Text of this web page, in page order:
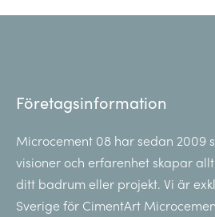
Företagsinformation
Microcement 08 har sedan 2009
visioner och erfarenhet skapar
ditt badrum eller projekt. Vi är
Sverige för CimentArt